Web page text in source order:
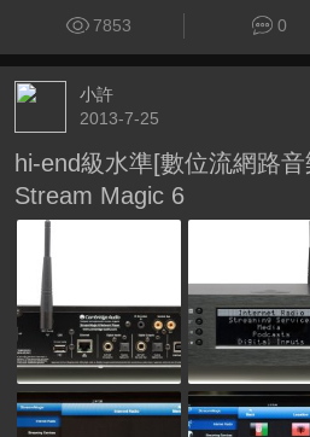
7853 0
小許
2013-7-25
hi-end級水準[數位流網路
Stream Magic 6